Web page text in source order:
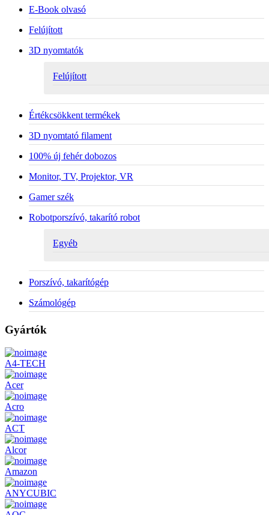
E-Book olvasó
Felújított
3D nyomtatók
Felújított
Értékcsökkent termékek
3D nyomtató filament
100% új fehér dobozos
Monitor, TV, Projektor, VR
Gamer szék
Robotporszívó, takarító robot
Egyéb
Porszívó, takarítógép
Számológép
Gyártók
A4-TECH
Acer
Acro
ACT
Alcor
Amazon
ANYCUBIC